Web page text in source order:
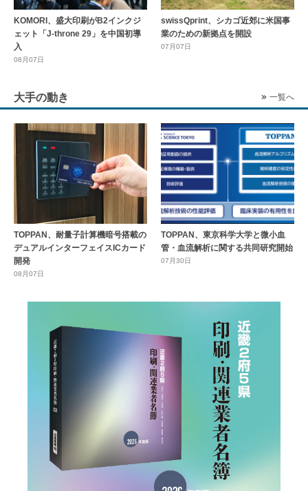
KOMORI、盛大印刷がB2インクジ
ェット「J-throne 29」を中国初導
入
08月07日
swissQprint、シカゴ近郊に⽶国事
業のための新拠点を開設
07月07日
大手の動き 一覧へ
TOPPAN、耐量子計算機暗号搭載の
デュアルインターフェイスICカード
開発
08月07日
TOPPAN、東京科学大学と微小血
管・血流解析に関する共同研究開始
07月30日